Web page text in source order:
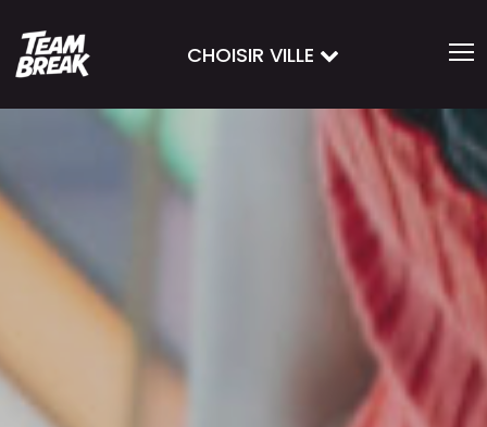
CHOISIR VILLE